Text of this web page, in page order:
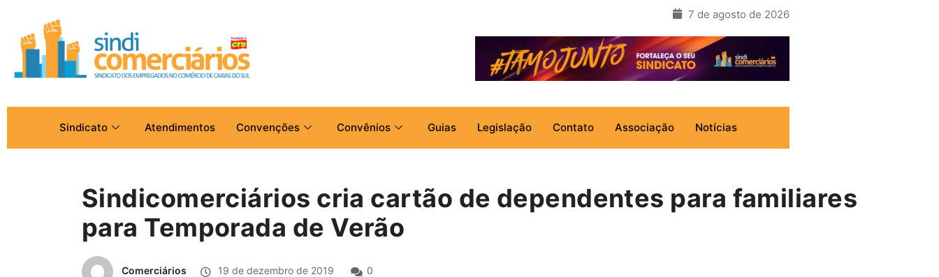
7 de agosto de 2026
Sindicato Atendimentos Convenções Convênios Guias Legislação Contato Associação Notícias
Sindicomerciários cria cartão de dependentes para familiares
para Temporada de Verão
Comerciários 19 de dezembro de 2019 0